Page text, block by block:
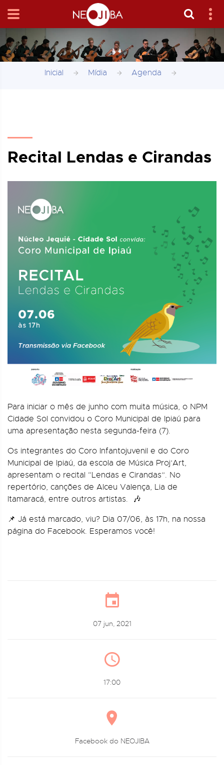
Inicial Mídia Agenda
Recital Lendas e Cirandas
Para iniciar o mês de junho com muita música, o NPM
Cidade Sol convidou o Coro Municipal de Ipiaú para
uma apresentação nesta segunda-feira (7).
Os integrantes do Coro Infantojuvenil e do Coro
Municipal de lpiaú, da escola de Música Proj’Art,
apresentam o recital “Lendas e Cirandas”. No
repertório, canções de Alceu Valença, Lia de
Itamaracá, entre outros artistas. 🎶
📌 Já está marcado, viu? Dia 07/06, às 17h, na nossa
página do Facebook. Esperamos você!
07 jun, 2021
17:00
Facebook do NEOJIBA